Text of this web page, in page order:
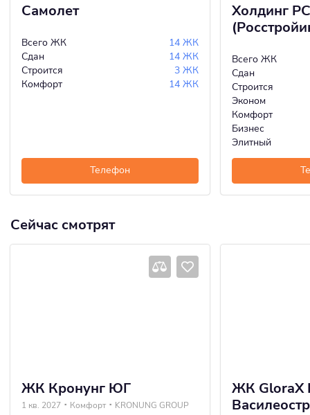
Самолет
Всего ЖК
14 ЖК
Сдан
14 ЖК
Строится
3 ЖК
Комфорт
14 ЖК
Телефон
Холдинг
Всего ЖК
Сдан
Строится
Эконом
Комфорт
Бизнес
Элитный
Сейчас смотрят
ЖК Кронунг ЮГ
1 кв. 2027 Комфорт KRONUNG GROUP
ЖК GloraX